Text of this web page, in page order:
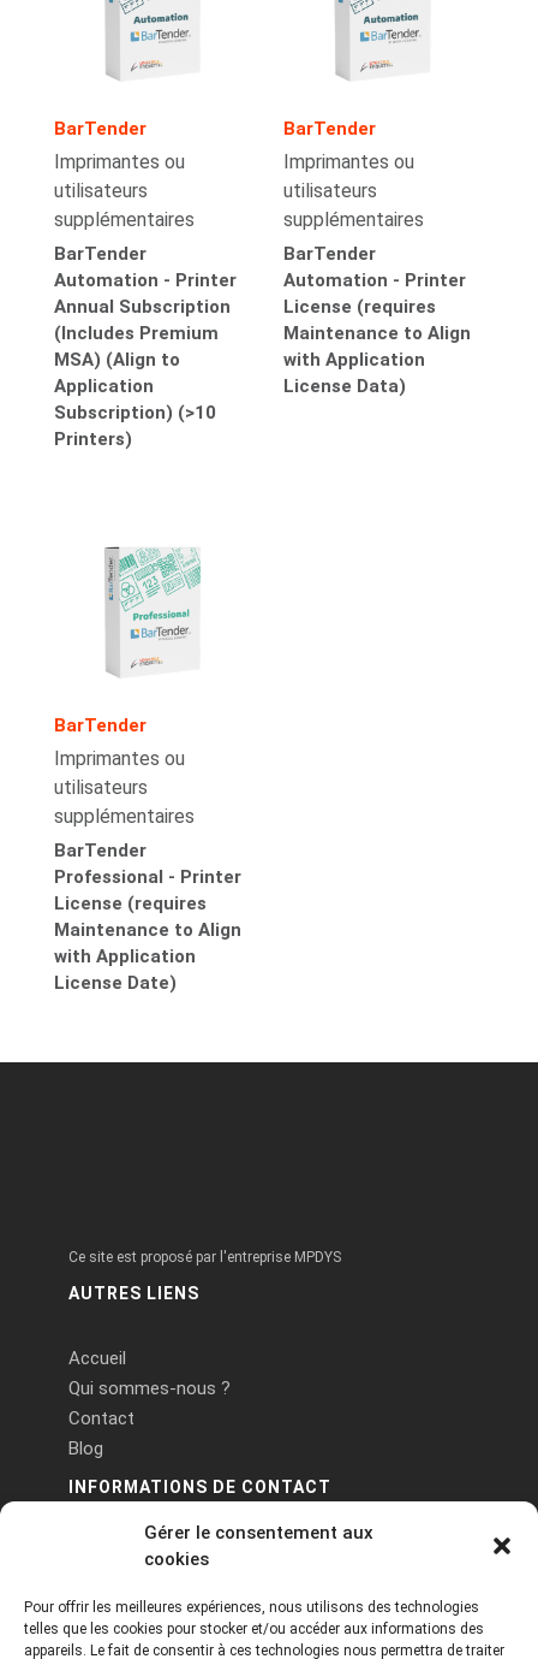
Gérer le consentement aux
cookies
Pour offrir les meilleures expériences, nous utilisons des technologies
telles que les cookies pour stocker et/ou accéder aux informations des
appareils. Le fait de consentir à ces technologies nous permettra de traiter
BarTender
Imprimantes ou
utilisateurs
supplémentaires
BarTender
Automation - Printer
Annual Subscription
(Includes Premium
MSA) (Align to
Application
Subscription) (>10
Printers)
BarTender
Imprimantes ou
utilisateurs
supplémentaires
BarTender
Automation - Printer
License (requires
Maintenance to Align
with Application
License Data)
BarTender
Imprimantes ou
utilisateurs
supplémentaires
BarTender
Professional - Printer
License (requires
Maintenance to Align
with Application
License Date)
Ce site est proposé par l'entreprise MPDYS
AUTRES LIENS
Accueil
Qui sommes-nous ?
Contact
Blog
INFORMATIONS DE CONTACT
PA Keneach Ouest - 5 rue de Belle-Île - 56400
contact@logiciels-etiquettes.com
09 71 37 25 93